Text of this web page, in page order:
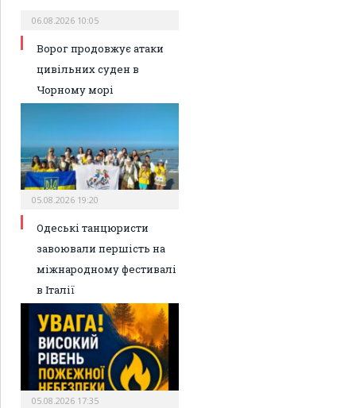
06.08.2026 10:05
Ворог продовжує атаки
цивільних суден в
Чорному морі
05.08.2026 19:20
Одеські танцюристи
завоювали першість на
міжнародному фестивалі
в Італії
05.08.2026 17:35